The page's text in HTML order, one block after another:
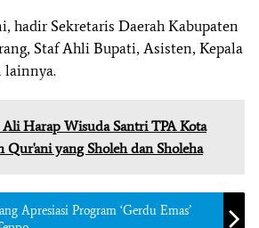
hadir Sekretaris Daerah Kabupaten
Staf Ahli Bupati, Asisten, Kepala
lainnya.
Harap Wisuda Santri TPA Kota
Qur'ani yang Sholeh dan Sholeha
Apresiasi Program ‘Gerdu Emas’